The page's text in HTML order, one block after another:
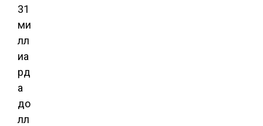
31
ми
лл
иа
рд
а
до
лл